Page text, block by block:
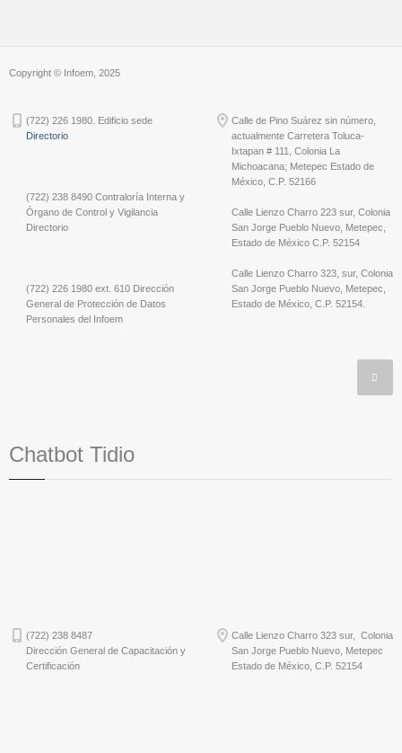
Copyright © Infoem, 2025
(722) 226 1980. Edificio sede
Directorio
(722) 238 8490 Contraloría Interna y
Órgano de Control y Vigilancia
Directorio
(722) 226 1980 ext. 610 Dirección
General de Protección de Datos
Personales del Infoem
Calle de Pino Suárez sin número,
actualmente Carretera Toluca-
Ixtapan # 111, Colonia La
Michoacana; Metepec Estado de
México, C.P. 52166
Calle Lienzo Charro 223 sur, Colonia
San Jorge Pueblo Nuevo, Metepec,
Estado de México C.P. 52154
Calle Lienzo Charro 323, sur, Colonia
San Jorge Pueblo Nuevo, Metepec,
Estado de México, C.P. 52154.
Chatbot Tidio
(722) 238 8487
Dirección General de Capacitación y
Certificación
Calle Lienzo Charro 323 sur, Colonia
San Jorge Pueblo Nuevo, Metepec
Estado de México, C.P. 52154